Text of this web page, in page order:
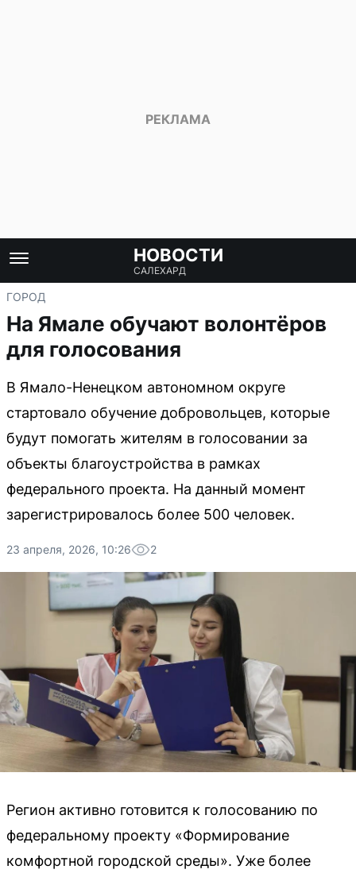
НОВОСТИ
САЛЕХАРД
ГОРОД
На Ямале обучают волонтёров
для голосования
В Ямало-Ненецком автономном округе
стартовало обучение добровольцев, которые
будут помогать жителям в голосовании за
объекты благоустройства в рамках
федерального проекта. На данный момент
зарегистрировалось более 500 человек.
23 апреля, 2026, 10:26 2
Регион активно готовится к голосованию по
федеральному проекту «Формирование
комфортной городской среды». Уже более